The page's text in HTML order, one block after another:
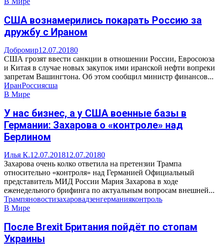
США вознамерились покарать Россию за
дружбу с Ираном
Добромир12.07.20180
США грозят ввести санкции в отношении России, Евросоюза
и Китая в случае новых закупок ими иранской нефти вопреки
запретам Вашингтона. Об этом сообщил министр финансов...
ИранРоссиясша
В Мире
У нас бизнес, а у США военные базы в
Германии: Захарова о «контроле» над
Берлином
Илья К.12.07.201812.07.20180
Захарова очень колко ответила на претензии Трампа
относительно «контроля» над Германией Официальный
представитель МИД России Мария Захарова в ходе
еженедельного брифинга по актуальным вопросам внешней...
Трампяновостизахаровадзенгерманияконтроль
В Мире
После Brexit Британия пойдёт по стопам
Украины